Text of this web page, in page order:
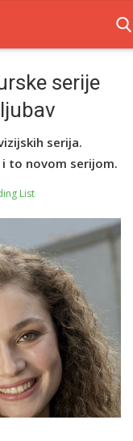
serije
serija.
i to novom serijom.
List